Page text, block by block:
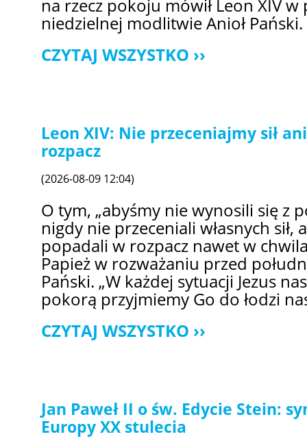
na rzecz pokoju mówił Leon XIV w
niedzielnej modlitwie Anioł Pański.
CZYTAJ WSZYSTKO
Leon XIV: Nie przeceniajmy sił
rozpacz
(2026-08-09 12:04)
O tym, „abyśmy nie wynosili się z
nigdy nie przeceniali własnych sił,
popadali w rozpacz nawet w
Papież w rozważaniu przed
Pański. „W każdej sytuacji Jezus
pokorą przyjmiemy Go do łodzi
CZYTAJ WSZYSTKO
Jan Paweł II o św. Edycie Stein:
Europy XX stulecia